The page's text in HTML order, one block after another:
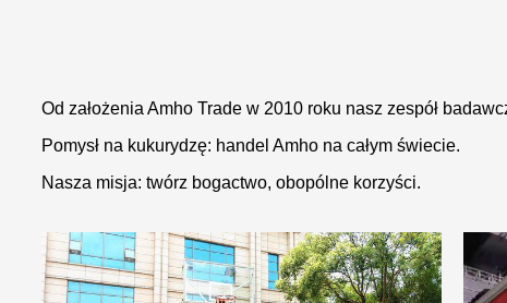
Od założenia Amho Trade w 2010 roku nasz zespół
Pomysł na kukurydzę: handel Amho na całym świecie.
Nasza misja: twórz bogactwo, obopólne korzyści.